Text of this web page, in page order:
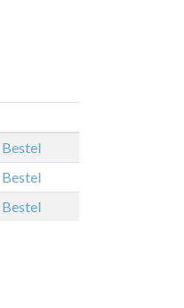
Bestel
Bestel
Bestel